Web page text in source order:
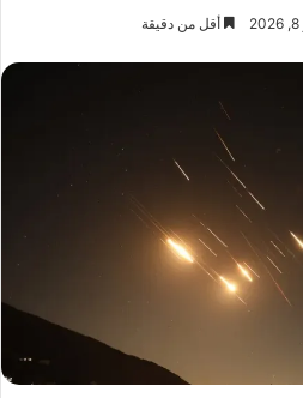
أقل من دقيقة